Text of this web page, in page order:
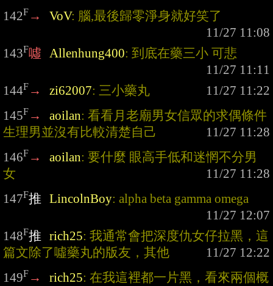
142F → VoV: 腦,最後歸零淨身就好笑了
143F噓 Allenhung400: 到底在藥三小 可悲
144F → zi62007: 三小藥丸
145F → aoilan: 看看月老廟男女信眾的求偶條件
生理男並沒有比較清楚自己
146F → aoilan: 要什麼 眼高手低和迷惘不分男
女
147F推 LincolnBoy: alpha beta gamma omega
148F推 rich25: 我通常會把深度仇女仔拉黑，這
篇文除了噓藥丸的版友，其他
149F → rich25: 在我這裡都一片黑，看來兩個概